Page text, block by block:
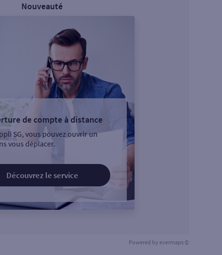
Nouveauté
de compte à distance
SG, vous pouvez ouvrir un
vous déplacer.
Découvrez le service
Powered by evermaps ©